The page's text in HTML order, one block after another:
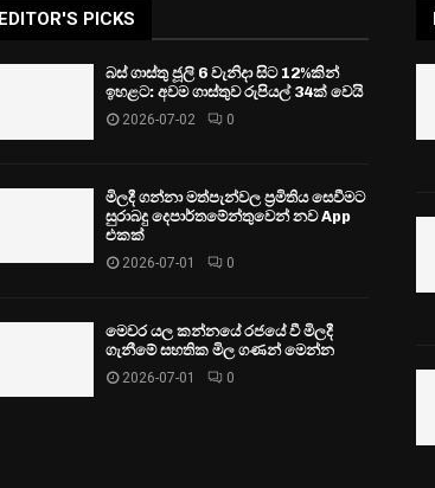
EDITOR'S PICKS
බස් ගාස්තු ජූලි 6 වැනිදා සිට 12%කින්
ඉහළට: අවම ගාස්තුව රුපියල් 34ක් වෙයි
2026-07-02 0
මිලදී ගන්නා මත්පැන්වල ප්‍රමිතිය සෙවීමට
සුරාබදු දෙපාර්තමේන්තුවෙන් නව App
එකක්
2026-07-01 0
මෙවර යල කන්නයේ රජයේ වී මිලදී
ගැනීමේ සහතික මිල ගණන් මෙන්න
2026-07-01 0